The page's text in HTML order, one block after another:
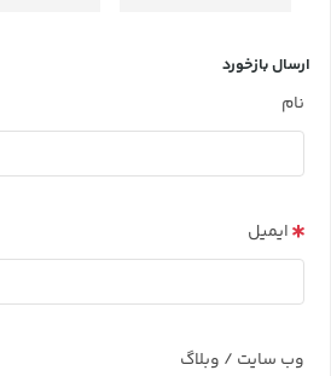
ارسال بازخورد
نام
ایمیل
وب سایت / وبلاگ